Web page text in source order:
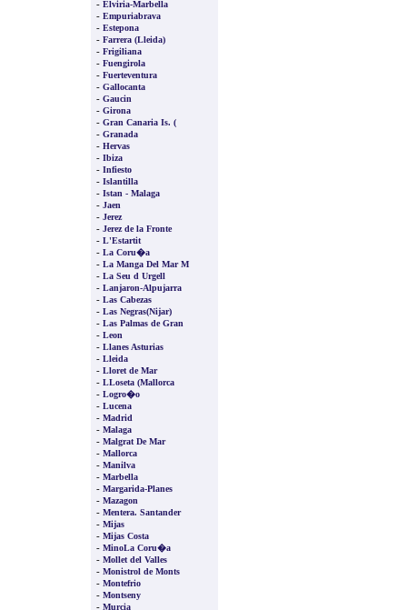
- Elviria-Marbella
- Empuriabrava
- Estepona
- Farrera (Lleida)
- Frigiliana
- Fuengirola
- Fuerteventura
- Gallocanta
- Gaucin
- Girona
- Gran Canaria Is. (
- Granada
- Hervas
- Ibiza
- Infiesto
- Islantilla
- Istan - Malaga
- Jaen
- Jerez
- Jerez de la Fronte
- L'Estartit
- La Coru�a
- La Manga Del Mar M
- La Seu d Urgell
- Lanjaron-Alpujarra
- Las Cabezas
- Las Negras(Nijar)
- Las Palmas de Gran
- Leon
- Llanes Asturias
- Lleida
- Lloret de Mar
- LLoseta (Mallorca
- Logro�o
- Lucena
- Madrid
- Malaga
- Malgrat De Mar
- Mallorca
- Manilva
- Marbella
- Margarida-Planes
- Mazagon
- Mentera. Santander
- Mijas
- Mijas Costa
- MinoLa Coru�a
- Mollet del Valles
- Monistrol de Monts
- Montefrio
- Montseny
- Murcia